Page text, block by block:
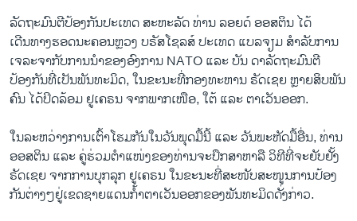
ລາຍງານ
ຕິດຕາມພວກເຮົາ ທີ່
ພາສາຕ່າງໆ
ລັດຖະມົນຕີປ້ອງກັນປະເທດ ສະຫະລັດ ທ່ານ ລອຍດ໌ ອອສຕິນ ໄດ້
ເດີນທາງຮອດນະຄອນຫຼວງ ບຣັສໂຊລສ໌ ປະເທດ ແບລຈຽມ ສຳລັບການ
ເຈລະຈາກັບການນຳຂອງອົງການ NATO ແລະ ບັນ ດາລັດຖະມົນຕີ
ປ້ອງກັນທີ່ເປັນພັນທະມິດ, ໃນຂະນະທີ່ກອງທະຫານ ຣັດເຊຍ ຫຼາຍສິບພັນ
ຄົນ ໄດ້ປິດລ້ອມ ຢູເຄຣນ ຈາກພາກເໜືອ, ໃຕ້ ແລະ ຕາເວັນອອກ.
ໃນລະຫວ່າງການເຕົ້າໂຮມກັນໃນວັນພຸດມື້ນີ້ ແລະ ວັນພະຫັດມື້ອື່ນ, ທ່ານ
ອອສຕິນ ແລະ ຄູ່ຮ່ວມຕຳແໜ່ງຂອງທ່ານຈະປຶກສາຫາລື ວິທີທີ່ຈະຍັບຢັ້ງ
ຣັດເຊຍ ຈາກການບຸກລຸກ ຢູເຄຣນ ໃນຂະນະທີ່ສະໜັບສະໜູນການປ້ອງ
ກັນຕ່າງໆຢູ່ເຂດຊາຍແດນກໍ້າຕາເວັນອອກຂອງພັນທະມິດດັ່ງກ່າວ.